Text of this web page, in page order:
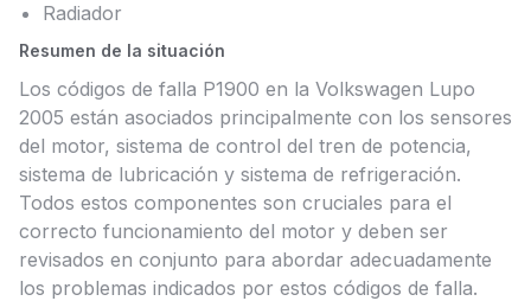
Radiador
Resumen de la situación
Los códigos de falla P1900 en la Volkswagen Lupo
2005 están asociados principalmente con los sensores
del motor, sistema de control del tren de potencia,
sistema de lubricación y sistema de refrigeración.
Todos estos componentes son cruciales para el
correcto funcionamiento del motor y deben ser
revisados en conjunto para abordar adecuadamente
los problemas indicados por estos códigos de falla.